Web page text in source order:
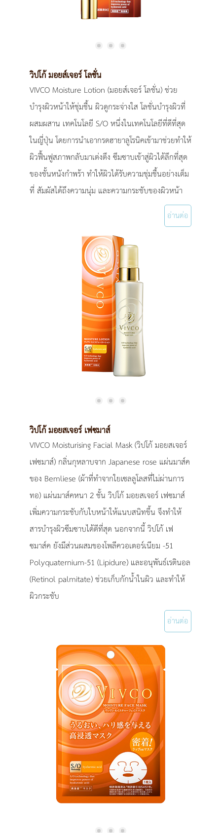
วิปโก้ มอยส์เจอร์ โลชั่น
VIVCO Moisture Lotion (มอยส์เจอร์ โลชั่น) ช่วย
บำรุงผิวหน้าให้ชุ่มชื้น ผิวดูกระจ่างใส โลชั่นบำรุงผิวที่
ผสมผสาน เทคโนโลยี S/O หนึ่งในเทคโนโลยีที่ดีที่สุด
ในญี่ปุ่น โดยการนำเอากรดฮายาลูโรนิคเข้ามาช่วยทำให้
ผิวฟื้นฟูสภาพกลับมาเต่งตึง ซึมซาบเข้าสู่ผิวได้ลึกที่สุด
ของชั้นหนังกำพร้า ทำให้ผิวได้รับความชุ่มชื้นอย่างเต็ม
ที่ สัมผัสได้ถึงความนุ่ม และความกระชับของผิวหน้า
อ่านต่อ
วิปโก้ มอยสเจอร์ เฟซมาส์
VIVCO Moisturising Facial Mask (วิปโก้ มอยสเจอร์
เฟซมาส์) กลิ่นกุหลาบจาก Japanese rose แผ่นมาส์ค
ของ Bemliese (ผ้าที่ทำจากใยเซลลูโลสที่ไม่ผ่านการ
ทอ) แผ่นมาส์คหนา 2 ชั้น วิปโก้ มอยสเจอร์ เฟซมาส์
เพิ่มความกระชับกับใบหน้าให้แนบสนิทขึ้น จึงทำให้
สารบำรุงผิวซึมซาบได้ดีที่สุด นอกจากนี้ วิปโก้ เฟ
ซมาส์ค ยังมีส่วนผสมของโพลีควอเตอร์เนียม -51
Polyquaternium-51 (Lipidure) และอนุพันธ์เรตินอล
(Retinol palmitate) ช่วยเก็บกักน้ำในผิว และทำให้
ผิวกระชับ
อ่านต่อ